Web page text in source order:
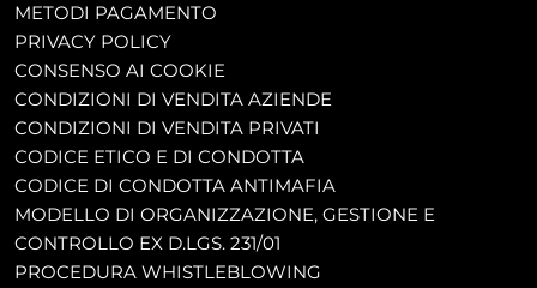
METODI PAGAMENTO
PRIVACY POLICY
CONSENSO AI COOKIE
CONDIZIONI DI VENDITA AZIENDE
CONDIZIONI DI VENDITA PRIVATI
CODICE ETICO E DI CONDOTTA
CODICE DI CONDOTTA ANTIMAFIA
MODELLO DI ORGANIZZAZIONE, GESTIONE E
CONTROLLO EX D.LGS. 231/01
PROCEDURA WHISTLEBLOWING